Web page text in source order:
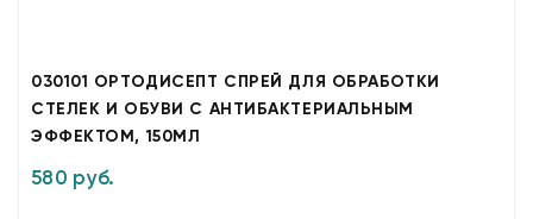
030101 ОРТОДИСЕПТ СПРЕЙ ДЛЯ ОБРАБОТКИ
СТЕЛЕК И ОБУВИ С АНТИБАКТЕРИАЛЬНЫМ
ЭФФЕКТОМ, 150МЛ
580 руб.